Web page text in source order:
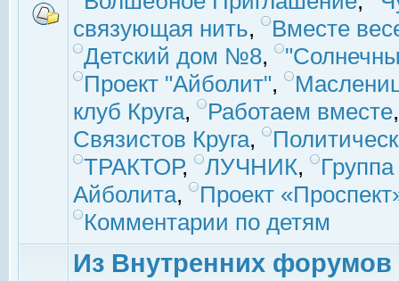
связующая нить,
Вместе
Детский дом №8,
Проект "Айболит",
клуб Круга, Работаем вместе
Связистов Круга,
ТРАКТОР, ЛУЧНИК,
Айболита,
Проект
Комментарии по детям
Из Внутренних форумов